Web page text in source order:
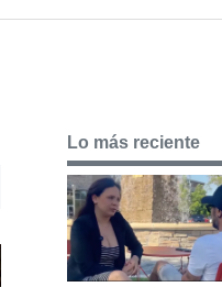
Lo más reciente